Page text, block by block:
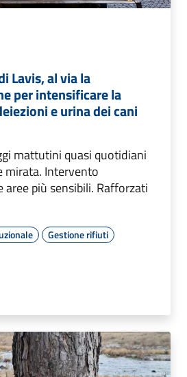
Lavis, al via la
per intensificare la
e urina dei cani
mattutini quasi quotidiani
mirata. Intervento
più sensibili. Rafforzati
Gestione rifiuti